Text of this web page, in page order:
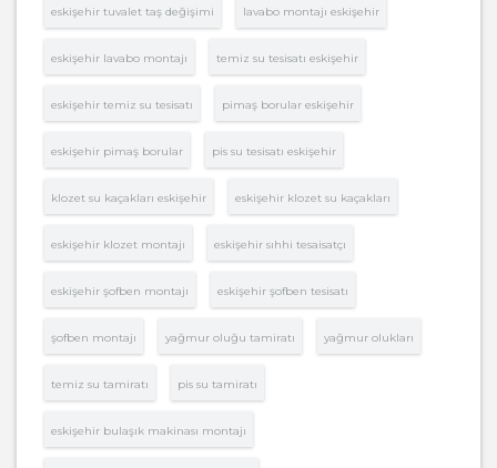
eskişehir tuvalet taş değişimi lavabo montajı eskişehir
eskişehir lavabo montajı temiz su tesisatı eskişehir
eskişehir temiz su tesisatı pimaş borular eskişehir
eskişehir pimaş borular pis su tesisatı eskişehir
klozet su kaçakları eskişehir eskişehir klozet su kaçakları
eskişehir klozet montajı eskişehir sıhhi tesaisatçı
eskişehir şofben montajı eskişehir şofben tesisatı
şofben montajı yağmur oluğu tamiratı yağmur olukları
temiz su tamiratı pis su tamiratı
eskişehir bulaşık makinası montajı